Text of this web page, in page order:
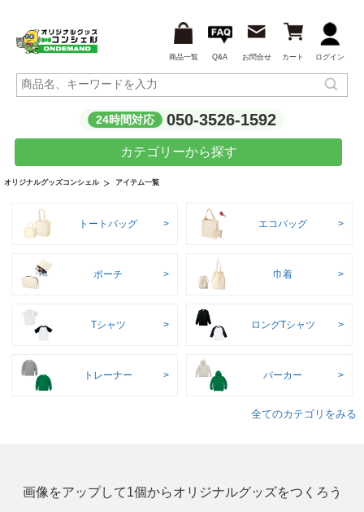
商品一覧 Q&A お問合せ カート ログイン
24時間対応 050-3526-1592
カテゴリーから探す
オリジナルグッズコンシェル アイテム一覧
トートバッグ エコバッグ
ポーチ 巾着
Tシャツ ロングTシャツ
トレーナー パーカー
全てのカテゴリをみる
画像をアップして1個からオリジナルグッズをつくろう